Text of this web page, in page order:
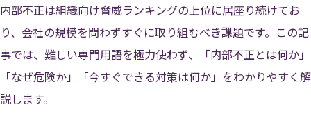
内部不正は組織向け脅威ランキングの上位に居座り続けてお
り、会社の規模を問わずすぐに取り組むべき課題です。この記
事では、難しい専門用語を極力使わず、「内部不正とは何か」
「なぜ危険か」「今すぐできる対策は何か」をわかりやすく解
説します。